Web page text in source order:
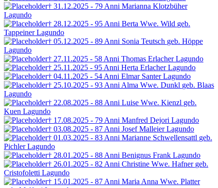
† 31.12.2025 - 79 Anni Marianna Klotzbüher
Lagundo
† 28.12.2025 - 95 Anni Berta Wwe. Wild geb.
TappeinerLagundo
† 05.12.2025 - 89 Anni Sonia Teutsch geb. Höppe
Lagundo
† 27.11.2025 - 58 Anni Thomas ErlacherLagundo
† 25.11.2025 - 95 Anni Herta ErlacherLagundo
† 04.11.2025 - 54 Anni Elmar SanterLagundo
† 25.10.2025 - 93 Anni Alma Wwe. Dunkl geb. Blaas
Lagundo
† 22.08.2025 - 88 Anni Luise Wwe. Kienzl geb.
Kuen Lagundo
† 17.08.2025 - 79 Anni Manfred Dejori Lagundo
† 03.08.2025 - 87 Anni Josef MalleierLagundo
† 01.03.2025 - 83 Anni Marianne Schwellensattl geb.
PichlerLagundo
† 28.01.2025 - 88 Anni Benignus Frank Lagundo
† 26.01.2025 - 82 Anni Christine Wwe. Hafner geb.
Cristofoletti Lagundo
† 15.01.2025 - 87 Anni Maria Anna Wwe. Platter